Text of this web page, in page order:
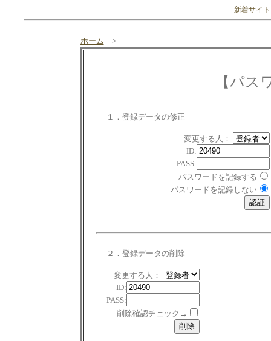
新着サイト
ホーム >
【パス
１．登録データの修正
変更する人：
ID:
PASS:
パスワードを記録する
パスワードを記録しない
２．登録データの削除
変更する人：
ID:
PASS:
削除確認チェック→